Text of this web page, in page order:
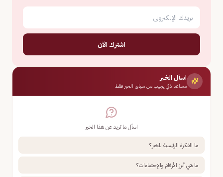
اشترك الآن
اسأل الخبر
مساعد ذكي يجيب من سياق الخبر فقط
اسأل ما تريد عن هذا الخبر
ما الفكرة الرئيسية للخبر؟
ما هي أبرز الأرقام والإحصاءات؟